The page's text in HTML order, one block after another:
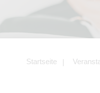
Startseite
LinkedIn.